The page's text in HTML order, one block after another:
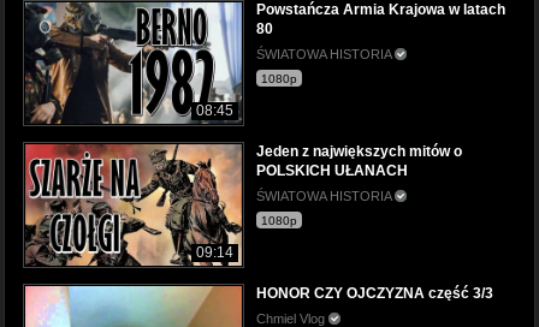
08:45
Powstańcza Armia Krajowa w latach
80
ŚWIATOWA HISTORIA
1080p
09:14
Jeden z największych mitów o
POLSKICH UŁANACH
ŚWIATOWA HISTORIA
1080p
HONOR CZY OJCZYZNA część 3/3
Chmiel Vlog